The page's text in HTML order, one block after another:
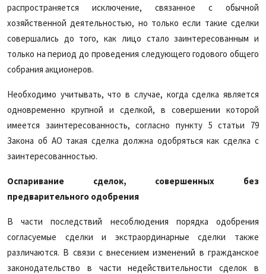
распространяется исключение, связанное с обычной
хозяйственной деятельностью, но только если такие сделки
совершались до того, как лицо стало заинтересованным и
только на период до проведения следующего годового общего
собрания акционеров.
Необходимо учитывать, что в случае, когда сделка является
одновременно крупной и сделкой, в совершении которой
имеется заинтересованность, согласно пункту 5 статьи 79
Закона об АО такая сделка должна одобряться как сделка с
заинтересованностью.
Оспаривание сделок, совершенных без
предварительного одобрения
В части последствий несоблюдения порядка одобрения
согласуемые сделки и экстраординарные сделки также
различаются. В связи с внесением изменений в гражданское
законодательство в части недействительности сделок в